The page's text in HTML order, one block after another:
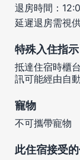
退房時間：
延遲退房需視
特殊入住指示
抵達住宿時櫃
訊可能經由自
寵物
不可攜帶寵物
此住宿接受